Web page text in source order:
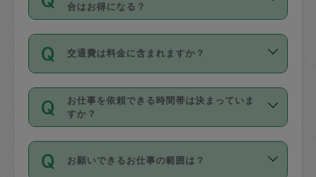
値、などで除々に設定可能な最高額が上
がっていく仕組みになっています。
Master／JCB／AMERICAN EXPRESS／
Diners Club）のみとなります。
を行う際にご入力ください。プロフィー
ル登録時にはご入力いただかなくても大
丈夫です。
デビットカード・プリペイドカード（Vプ
リカ、au WALLETなど）は支払にはご利
銀行振込や現金払いも対応していませ
合はお得になる？
依頼には「スポット」と「定期（毎週｜
隔週）」があり、「定期」の依頼は「ス
ポット」よりお得な料金でご利用できま
す。
定期の最低利用回数は設けていない代わ
りに、一定数を超えたキャンセルは有償
交通費は料金に含まれますか？
交通費は依頼料金とは別途発生し、依頼
料金のご請求と合わせてお支払いとなり
ます。交通費の金額は「依頼の詳細」に
お仕事を依頼できる時間帯は決まっていま
すか？
時間帯は3種類あります。いずれも１回あ
たり３時間です。
お願いできるお仕事の範囲は？